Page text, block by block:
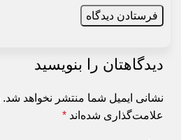
دیدگاهتان را بنویسید
نشانی ایمیل شما منتشر نخواهد شد.
علامت‌گذاری شده‌اند *